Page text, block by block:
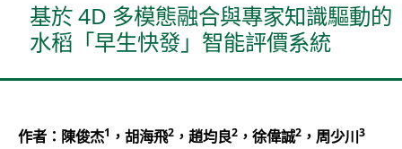
基於 4D 多模態融合與專家知識驅動的
水稻「早生快發」智能評價系統
作者：陳俊杰1 ，胡海飛2，趙均良2，徐偉誠2，周少川3